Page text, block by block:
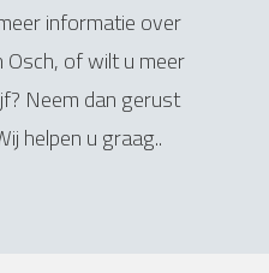
informatie over
of wilt u meer
Neem dan gerust
helpen u graag..